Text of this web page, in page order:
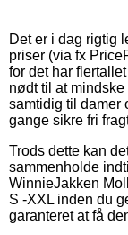
Det er i dag rigtig
priser (via fx
for det har
nødt til at
samtidig til damer
gange sikre fri
Trods dette kan
sammenholde
WinnieJakken
S -XXL inden du
garanteret at få